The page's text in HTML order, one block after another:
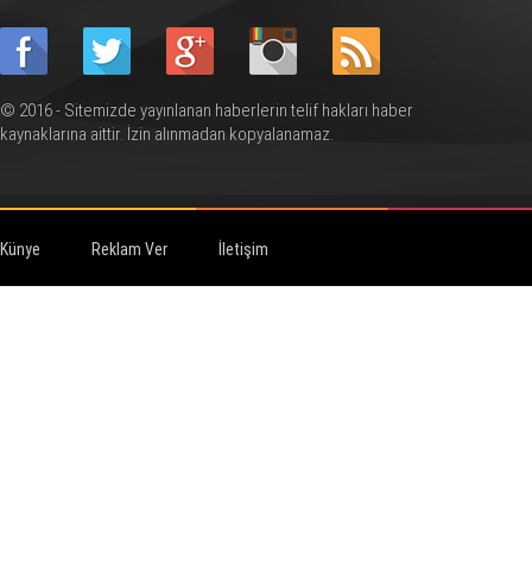
© 2016 - Sitemizde yayınlanan haberlerin telif hakları haber
kaynaklarına aittir. İzin alınmadan kopyalanamaz.
Künye Reklam Ver İletişim